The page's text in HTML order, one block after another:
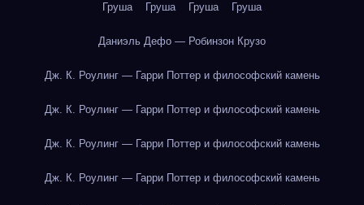
Груша Груша Груша Груша
Даниэль Дефо — Робинзон Крузо
Дж. К. Роулинг — Гарри Поттер и философский камень
Дж. К. Роулинг — Гарри Поттер и философский камень
Дж. К. Роулинг — Гарри Поттер и философский камень
Дж. К. Роулинг — Гарри Поттер и философский камень